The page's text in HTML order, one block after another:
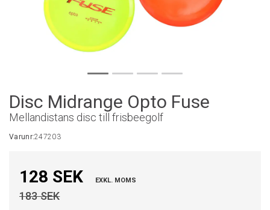
Disc Midrange Opto Fuse
Mellandistans disc till frisbeegolf
Varunr:247203
128 SEK EXKL. MOMS
183 SEK